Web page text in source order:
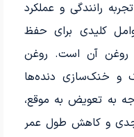
رانندگی و عملکرد
کلیدی برای حفظ
روغن آن است. روغن
و خنک‌سازی دنده‌ها
به تعویض به موقع،
و کاهش طول عمر